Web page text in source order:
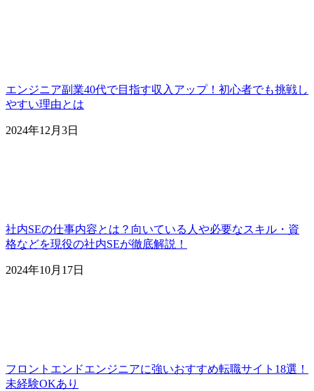
エンジニア副業40代で目指す収入アップ！初心者でも挑戦し
やすい理由とは
2024年12月3日
社内SEの仕事内容とは？向いている人や必要なスキル・資
格などを現役の社内SEが徹底解説！
2024年10月17日
フロントエンドエンジニアに強いおすすめ転職サイト18選！
未経験OKあり